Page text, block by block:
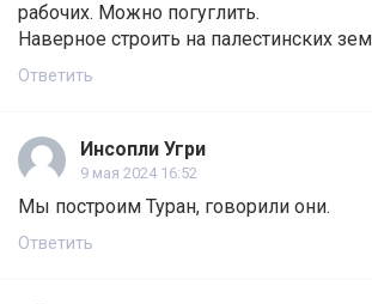
рабочих. Можно погуглить.
Наверное строить на палестинских
Ответить
Инсопли Угри
9 мая 2024 16:52
Мы построим Туран, говорили они.
Ответить